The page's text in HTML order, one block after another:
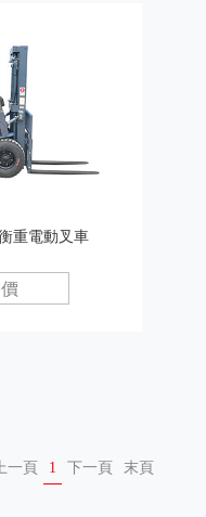
重電動叉車
上一頁 1 下一頁 末頁